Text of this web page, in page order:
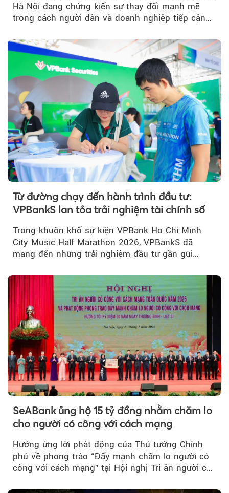
Hà Nội đang chứng kiến sự thay đổi mạnh mẽ
trong cách người dân và doanh nghiệp tiếp cận
Từ đường chạy đến hành trình đầu tư:
VPBankS lan tỏa trải nghiệm tài chính số
Trong khuôn khổ sự kiện VPBank Ho Chi Minh
City Music Half Marathon 2026, VPBankS đã
mang đến những trải nghiệm đầu tư gần gũi
SeABank ủng hộ 15 tỷ đồng nhằm chăm lo
cho người có công với cách mạng
Hưởng ứng lời phát động của Thủ tướng Chính
phủ về phong trào “Đẩy mạnh chăm lo người có
công với cách mạng” tại Hội nghị Tri ân người có